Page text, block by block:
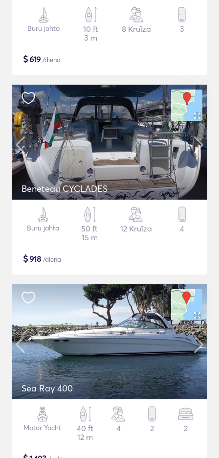
Buru jahta
10 ft
3 m
8 Kruīza 3
$619 /diena
Beneteau CYCLADES
Buru jahta
50 ft
15 m
12 Kruīza 4
$918 /diena
Sea Ray 400
Motor Yacht
40 ft
12 m
4 2 2